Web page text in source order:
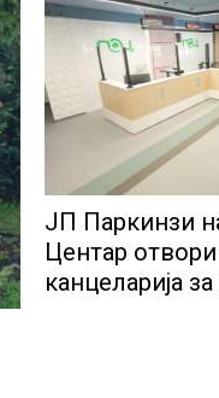
ЈП Паркинзи
Центар
канцеларија